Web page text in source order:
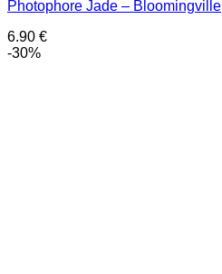
Photophore Jade – Bloomingville
6.90 €
-30%